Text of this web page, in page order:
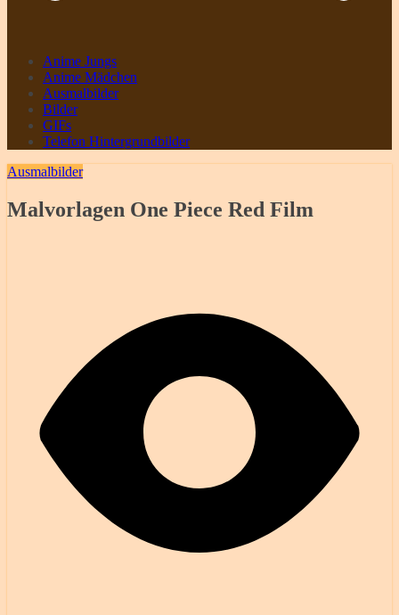
Anime Jungs
Anime Mädchen
Ausmalbilder
Bilder
GIFs
Telefon Hintergrundbilder
Ausmalbilder
Malvorlagen One Piece Red Film